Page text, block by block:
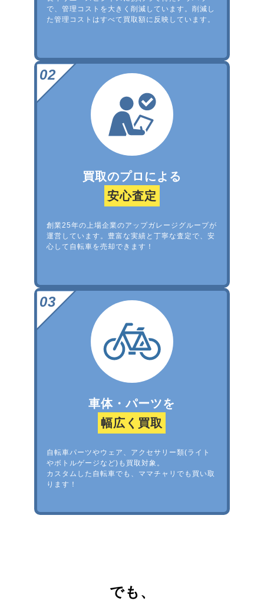
で、管理コストを大きく削減しています。削減し
た管理コストはすべて買取額に反映しています。
買取のプロによる
安心査定
創業25年の上場企業のアップガレージグループが
運営しています。豊富な実績と丁寧な査定で、安
心して自転車を売却できます！
車体・パーツを
幅広く買取
自転車パーツやウェア、アクセサリー類(ライト
やボトルゲージなど)も買取対象。
カスタムした自転車でも、ママチャリでも買い取
ります！
でも、